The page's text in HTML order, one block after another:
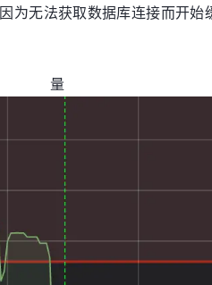
为无法获取数据库连接而开
数